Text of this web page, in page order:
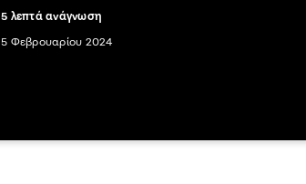
5 λεπτά ανάγνωση
5 Φεβρουαρίου 2024